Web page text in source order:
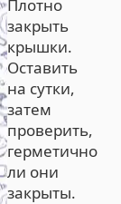
Плотно
закрыть
крышки.
Оставить
на сутки,
затем
проверить,
герметично
ли они
закрыты.